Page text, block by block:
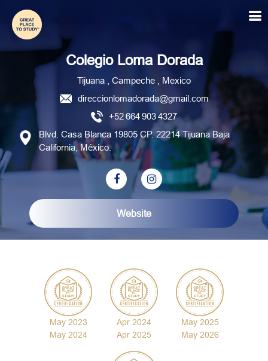
Colegio Loma Dorada
Colegio Loma Dorada
Tijuana , Campeche , Mexico
direccionlomadorada@gmail.com
+52 664 903 4327
Blvd. Casa Blanca 19805 CP. 22214 Tijuana Baja
California, México.
Website
May 2023
May 2024
Apr 2024
Apr 2025
May 2025
May 2026